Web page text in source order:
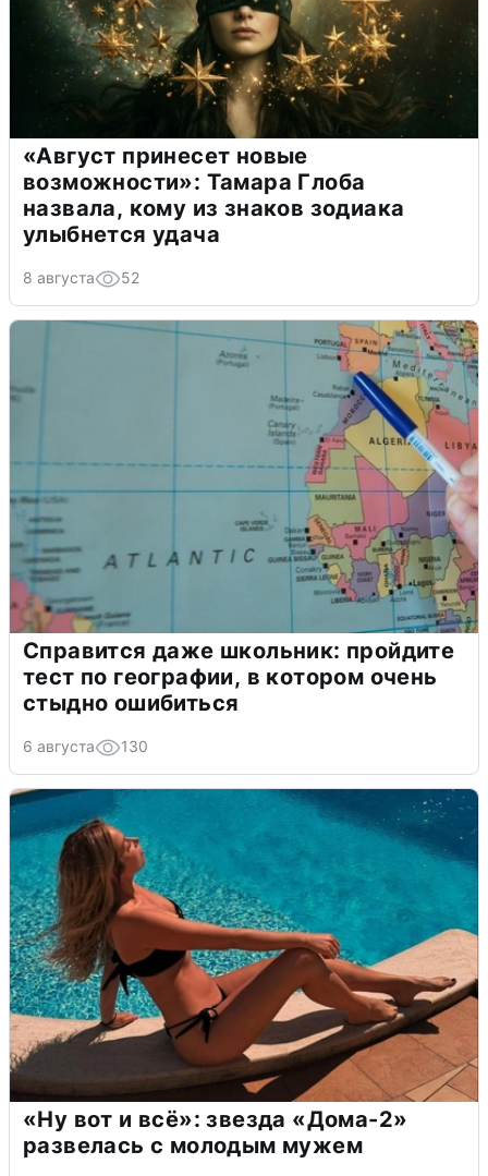
«Август принесет новые
возможности»: Тамара Глоба
назвала, кому из знаков зодиака
улыбнется удача
8 августа 52
Справится даже школьник: пройдите
тест по географии, в котором очень
стыдно ошибиться
6 августа 130
«Ну вот и всё»: звезда «Дома-2»
развелась с молодым мужем